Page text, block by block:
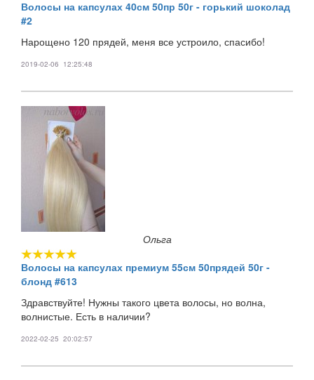
Волосы на капсулах 40см 50пр 50г - горький шоколад
#2
Нарощено 120 прядей, меня все устроило, спасибо!
2019-02-06 12:25:48
Ольга
Волосы на капсулах премиум 55см 50прядей 50г -
блонд #613
Здравствуйте! Нужны такого цвета волосы, но волна,
волнистые. Есть в наличии?
2022-02-25 20:02:57